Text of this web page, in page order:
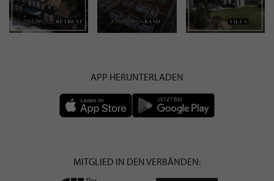
APP HERUNTERLADEN
MITGLIED IN DEN VERBÄNDEN: